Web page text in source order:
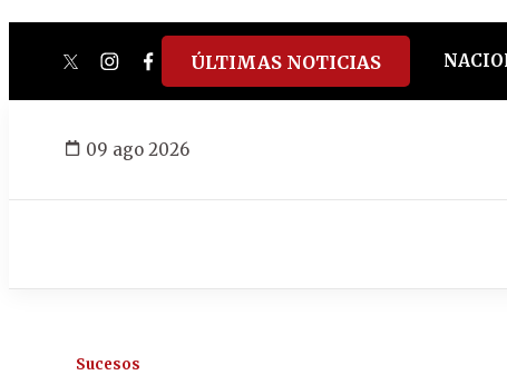
twitterinstagram
facebook
tiktokyoutube
spotify
ÚLTIMAS NOTICIAS
09 ago 2026
Sucesos